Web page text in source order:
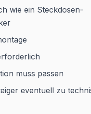
wie ein Steckdosen-
muss passen
eventuell zu